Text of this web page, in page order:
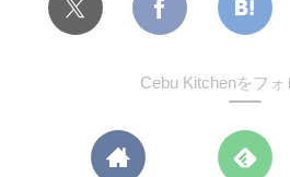
Cebu Kitchenをフォ